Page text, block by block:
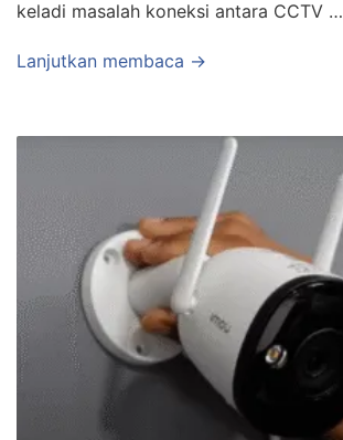
keladi masalah koneksi antara CCTV …
Lanjutkan membaca →